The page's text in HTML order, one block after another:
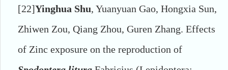
[22]Yinghua Shu, Yuanyuan Gao, Hongxia Sun,
Zhiwen Zou, Qiang Zhou, Guren Zhang. Effects
of Zinc exposure on the reproduction of